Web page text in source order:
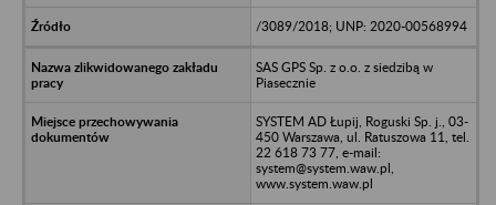
/3089/2018; UNP: 2020-00568994
SAS GPS Sp. z o.o. z siedzibą w
Piasecznie
SYSTEM AD Łupij, Roguski Sp. j., 03-
450 Warszawa, ul. Ratuszowa 11, tel.
22 618 73 77, e-mail:
system@system.waw.pl,
www.system.waw.pl